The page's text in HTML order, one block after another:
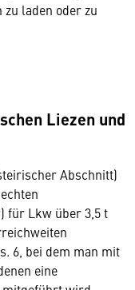
laden oder zu
Liezen und
Abschnitt)
für Lkw über 3,5 t
6, bei dem man mit
eine